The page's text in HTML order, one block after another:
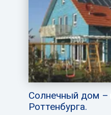
Солнечный дом –
Роттенбурга.